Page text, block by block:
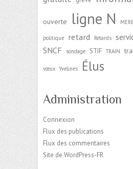
ouverte ligne N MERE
politique retard Retards
SNCF sondage STIF TRAIN
vœux Yvelines Élus
Administration
Connexion
Flux des publications
Flux des commentaires
Site de WordPress-FR